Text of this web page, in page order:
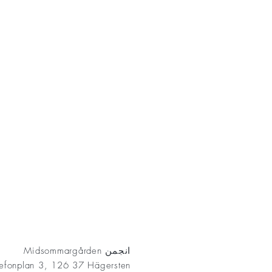
انجمن Midsommargården
3, 126 37 Hägersten